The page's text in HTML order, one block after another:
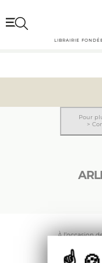
LIBRAIRIE
Pour
>
À l’occasion
fait à
édition